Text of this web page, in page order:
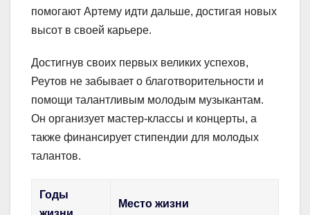
помогают Артему идти дальше, достигая новых
высот в своей карьере.
Достигнув своих первых великих успехов,
Реутов не забывает о благотворительности и
помощи талантливым молодым музыкантам.
Он организует мастер-классы и концерты, а
также финансирует стипендии для молодых
талантов.
Годы
Место жизни